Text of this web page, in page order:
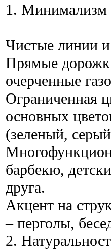
1. Минимализм
Чистые линии
Прямые
очерченные
Ограниченная
основных
(зеленый,
барбекю,
друга.
Акцент на
– перголы,
2.